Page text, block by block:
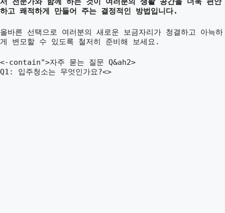
하고 쾌적하게 만들어 주는 결정적인 방법입니다.
올바른 선택으로 여러분의 새로운 보금자리가 청결하고 아늑하
게 변모할 수 있도록 철저히 준비해 보세요.
<-contain">자주 묻는 질문 Q&ah2>
Q1: 입주청소는 무엇인가요?<>